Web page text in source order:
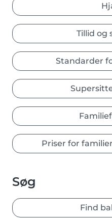
Tillid og
Standarder
Priser for
Søg
Find